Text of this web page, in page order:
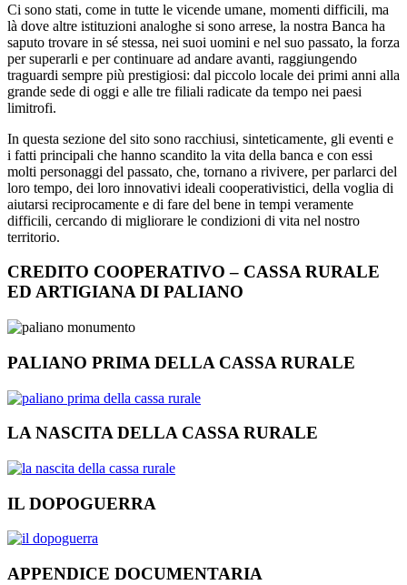
Ci sono stati, come in tutte le vicende umane, momenti difficili, ma
là dove altre istituzioni analoghe si sono arrese, la nostra Banca ha
saputo trovare in sé stessa, nei suoi uomini e nel suo passato, la forza
per superarli e per continuare ad andare avanti, raggiungendo
traguardi sempre più prestigiosi: dal piccolo locale dei primi anni alla
grande sede di oggi e alle tre filiali radicate da tempo nei paesi
limitrofi.
In questa sezione del sito sono racchiusi, sinteticamente, gli eventi e
i fatti principali che hanno scandito la vita della banca e con essi
molti personaggi del passato, che, tornano a rivivere, per parlarci del
loro tempo, dei loro innovativi ideali cooperativistici, della voglia di
aiutarsi reciprocamente e di fare del bene in tempi veramente
difficili, cercando di migliorare le condizioni di vita nel nostro
territorio.
CREDITO COOPERATIVO – CASSA RURALE
ED ARTIGIANA DI PALIANO
PALIANO PRIMA DELLA CASSA RURALE
LA NASCITA DELLA CASSA RURALE
IL DOPOGUERRA
APPENDICE DOCUMENTARIA